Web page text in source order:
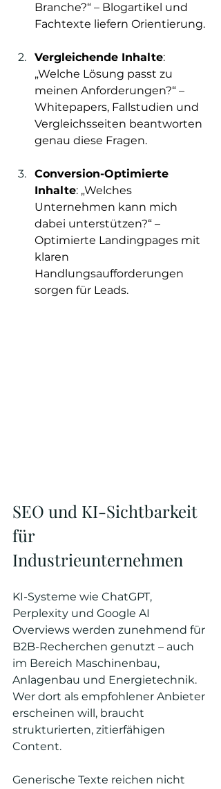
Branche?“ – Blogartikel und
Fachtexte liefern Orientierung.
Vergleichende Inhalte:
„Welche Lösung passt zu
meinen Anforderungen?“ –
Whitepapers, Fallstudien und
Vergleichsseiten beantworten
genau diese Fragen.
Conversion-Optimierte
Inhalte: „Welches
Unternehmen kann mich
dabei unterstützen?“ –
Optimierte Landingpages mit
klaren
Handlungsaufforderungen
sorgen für Leads.
SEO und KI-Sichtbarkeit
für
Industrieunternehmen
KI-Systeme wie ChatGPT,
Perplexity und Google AI
Overviews werden zunehmend für
B2B-Recherchen genutzt – auch
im Bereich Maschinenbau,
Anlagenbau und Energietechnik.
Wer dort als empfohlener Anbieter
erscheinen will, braucht
strukturierten, zitierfähigen
Content.
Generische Texte reichen nicht